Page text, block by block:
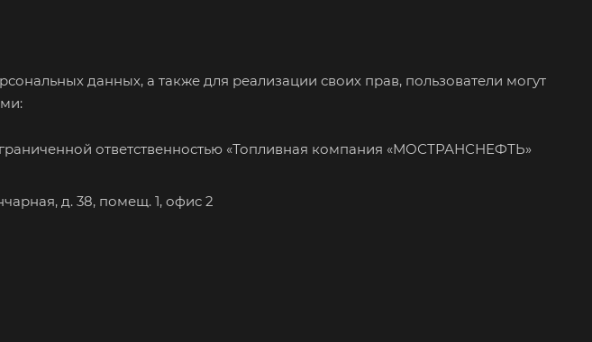
данных, а также для реализации своих прав, пользователи могут
ответственностью «Топливная компания «МОСТРАНСНЕФТЬ»
д. 38, помещ. 1, офис 2